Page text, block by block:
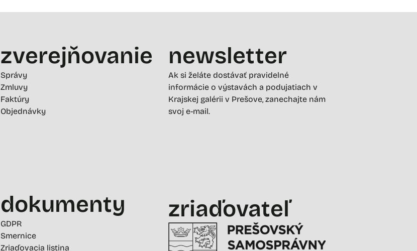
zverejňovanie
Správy
Zmluvy
Faktúry
Objednávky
dokumenty
GDPR
Smernice
Zriaďovacia listina
newsletter
Ak si želáte dostávať pravidelné
informácie o výstavách a podujatiach v
Krajskej galérii v Prešove, zanechajte nám
svoj e-mail.
zriaďovateľ